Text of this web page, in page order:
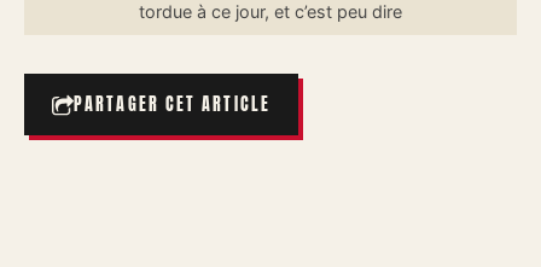
tordue à ce jour, et c’est peu dire
PARTAGER CET ARTICLE